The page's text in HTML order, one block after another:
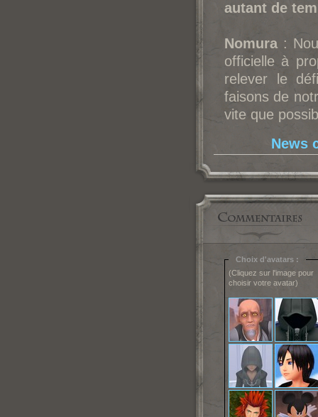
autant de
Nomura :
officielle à
relever le
faisons de
vite que
News
Choix d'avatars :
(Cliquez sur l'image pour
choisir votre avatar)